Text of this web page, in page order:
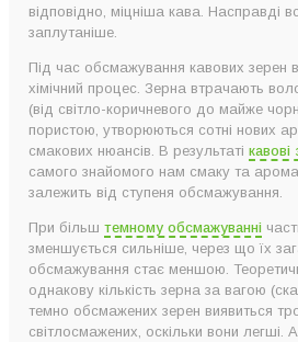
відповідно, міцніша кава. Насправді
заплутаніше.
Під час обсмажування кавових зерен
хімічний процес. Зерна втрачають
(від світло-коричневого до майже
пористою, утворюються сотні нових
смакових нюансів. В результаті кавові
самого знайомого нам смаку та
залежить від ступеня обсмажування.
При більш темному обсмажуванні
зменшується сильніше, через що їх
обсмажування стає меншою.
однакову кількість зерна за вагою
темно обсмажених зерен виявиться
світлосмажених, оскільки вони легші.